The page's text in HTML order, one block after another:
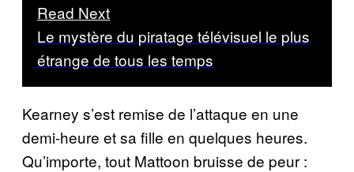
Read Next
Le mystère du piratage télévisuel le plus
étrange de tous les temps
Kearney s’est remise de l’attaque en une
demi-heure et sa fille en quelques heures.
Qu’importe, tout Mattoon bruisse de peur :